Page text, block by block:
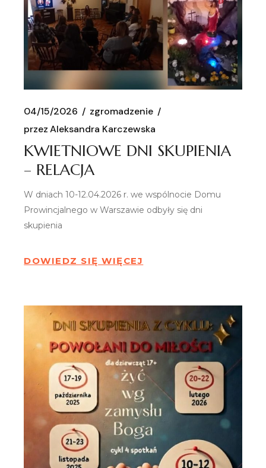
04/15/2026
zgromadzenie
przez Aleksandra Karczewska
KWIETNIOWE DNI SKUPIENIA
– RELACJA
W dniach 10-12.04.2026 r. we wspólnocie Domu
Prowincjalnego w Warszawie odbyły się dni
skupienia
DOWIEDZ SIĘ WIĘCEJ